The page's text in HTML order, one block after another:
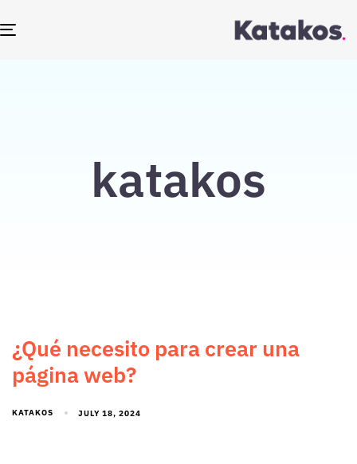
TOGGLE
katakos
¿Qué necesito para crear una
página web?
KATAKOS JULY 18, 2024